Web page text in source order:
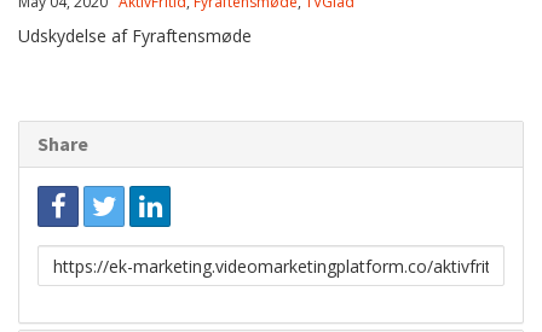
Udskydelse af Fyraftensmøde
Share
Link
to